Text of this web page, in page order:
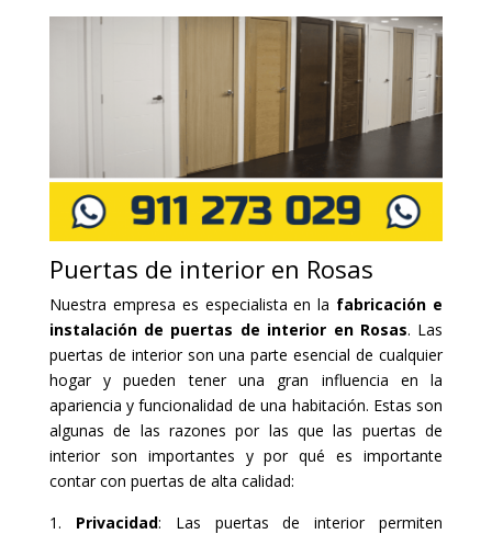
Puertas de interior en Rosas
Nuestra empresa es especialista en la fabricación e
instalación de puertas de interior en Rosas. Las
puertas de interior son una parte esencial de cualquier
hogar y pueden tener una gran influencia en la
apariencia y funcionalidad de una habitación. Estas son
algunas de las razones por las que las puertas de
interior son importantes y por qué es importante
contar con puertas de alta calidad:
Privacidad: Las puertas de interior permiten